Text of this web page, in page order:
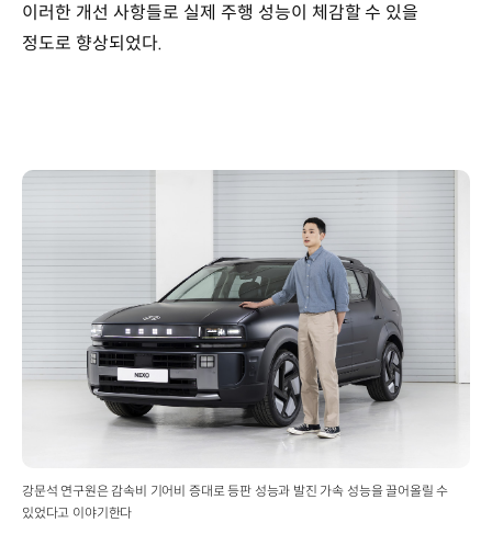
이러한 개선 사항들로 실제 주행 성능이 체감할 수 있을
정도로 향상되었다.
강문석 연구원은 감속비 기어비 증대로 등판 성능과 발진 가속 성능을 끌어올릴 수
있었다고 이야기한다